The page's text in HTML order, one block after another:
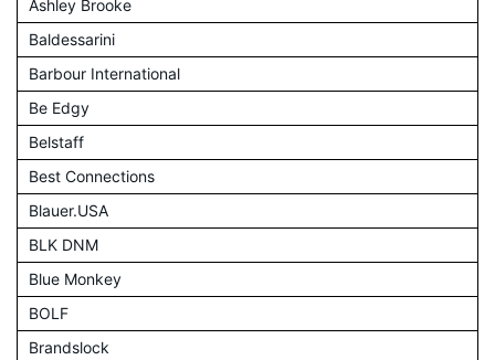
Ashley Brooke
Baldessarini
Barbour International
Be Edgy
Belstaff
Best Connections
Blauer.USA
BLK DNM
Blue Monkey
BOLF
Brandslock